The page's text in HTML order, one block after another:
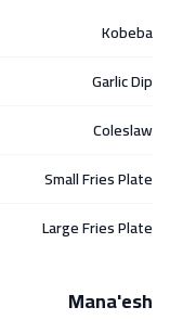
Kobeba
Garlic Dip
Coleslaw
Small Fries Plate
Large Fries Plate
Mana'esh